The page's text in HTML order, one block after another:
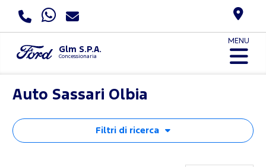
Glm S.P.A.
Concessionaria
MENU
Auto Sassari Olbia
Filtri di ricerca